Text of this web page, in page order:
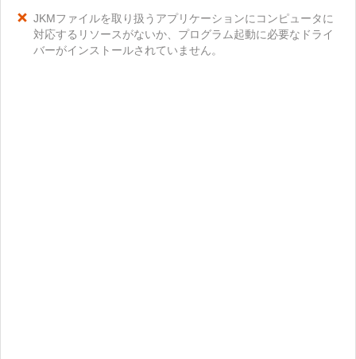
JKMファイルを取り扱うアプリケーションにコンピュータに
対応するリソースがないか、プログラム起動に必要なドライ
バーがインストールされていません。